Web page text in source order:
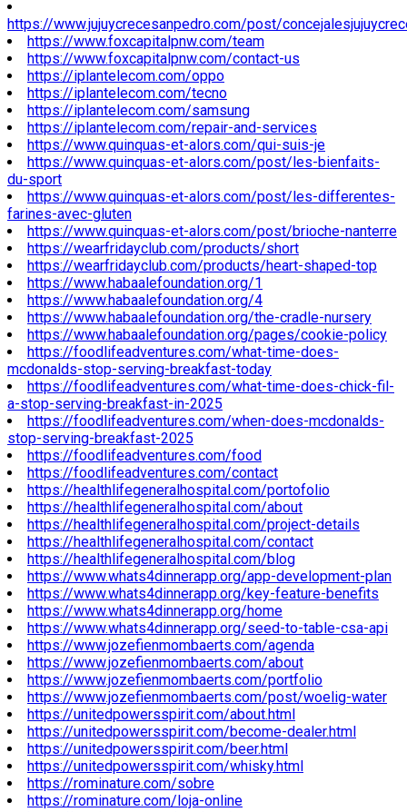
https://www.jujuycrecesanpedro.com/post/
https://www.foxcapitalpnw.com/team
https://www.foxcapitalpnw.com/contact-us
https://iplantelecom.com/oppo
https://iplantelecom.com/tecno
https://iplantelecom.com/samsung
https://iplantelecom.com/repair-and-services
https://www.quinquas-et-alors.com/qui-suis-je
https://www.quinquas-et-alors.com/post/les-bienfaits-
du-sport
https://www.quinquas-et-alors.com/post/les-differentes-
farines-avec-gluten
https://www.quinquas-et-alors.com/post/brioche-nanterre
https://wearfridayclub.com/products/short
https://wearfridayclub.com/products/heart-shaped-top
https://www.habaalefoundation.org/1
https://www.habaalefoundation.org/4
https://www.habaalefoundation.org/the-cradle-nursery
https://www.habaalefoundation.org/pages/cookie-policy
https://foodlifeadventures.com/what-time-does-
mcdonalds-stop-serving-breakfast-today
https://foodlifeadventures.com/what-time-does-chick-fil-
a-stop-serving-breakfast-in-2025
https://foodlifeadventures.com/when-does-mcdonalds-
stop-serving-breakfast-2025
https://foodlifeadventures.com/food
https://foodlifeadventures.com/contact
https://healthlifegeneralhospital.com/portofolio
https://healthlifegeneralhospital.com/about
https://healthlifegeneralhospital.com/project-details
https://healthlifegeneralhospital.com/contact
https://healthlifegeneralhospital.com/blog
https://www.whats4dinnerapp.org/app-development-plan
https://www.whats4dinnerapp.org/key-feature-benefits
https://www.whats4dinnerapp.org/home
https://www.whats4dinnerapp.org/seed-to-table-csa-api
https://www.jozefienmombaerts.com/agenda
https://www.jozefienmombaerts.com/about
https://www.jozefienmombaerts.com/portfolio
https://www.jozefienmombaerts.com/post/woelig-water
https://unitedpowersspirit.com/about.html
https://unitedpowersspirit.com/become-dealer.html
https://unitedpowersspirit.com/beer.html
https://unitedpowersspirit.com/whisky.html
https://rominature.com/sobre
https://rominature.com/loja-online